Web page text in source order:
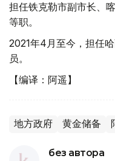
担任铁克勒市副市长、
等职。
2021年4月至今，担任
员。
【编译：阿遥】
地方政府 黄金储备
без автора